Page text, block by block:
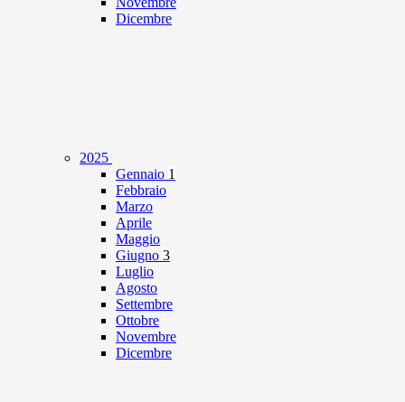
Dicembre
2025
Gennaio 1
Febbraio
Marzo
Aprile
Maggio
Giugno 3
Luglio
Agosto
Settembre
Ottobre
Novembre
Dicembre